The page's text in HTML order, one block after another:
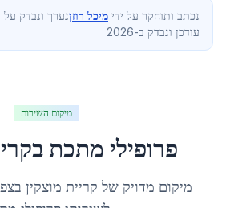
נכתב ותוחקר על ידי מיכל רוזןנערך ונבדק על
עודכן ונבדק ב-2026
מיקום השירות
פרופילי מתכת ב
מיקום מדויק של קריית מוצקין ב